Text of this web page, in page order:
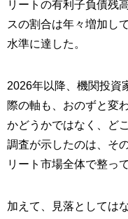
リートの有利子負債残
スの割合は年々増加し
水準に達した。
2026年以降、機関投資
際の軸も、おのずと変
かどうかではなく、ど
調査が示したのは、そ
リート市場全体で整っ
加えて、見落としては